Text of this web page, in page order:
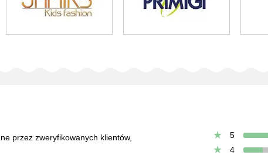
przez zweryfikowanych klientów,
5
4